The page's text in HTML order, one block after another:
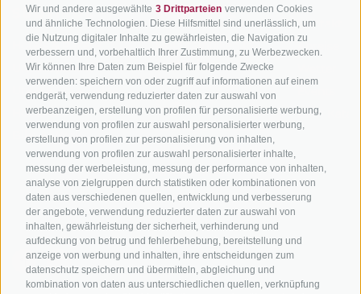
Wir und andere ausgewählte 3 Drittparteien verwenden Cookies
und ähnliche Technologien. Diese Hilfsmittel sind unerlässlich, um
die Nutzung digitaler Inhalte zu gewährleisten, die Navigation zu
verbessern und, vorbehaltlich Ihrer Zustimmung, zu Werbezwecken.
Wir können Ihre Daten zum Beispiel für folgende Zwecke
verwenden: speichern von oder zugriff auf informationen auf einem
endgerät, verwendung reduzierter daten zur auswahl von
werbeanzeigen, erstellung von profilen für personalisierte werbung,
verwendung von profilen zur auswahl personalisierter werbung,
erstellung von profilen zur personalisierung von inhalten,
verwendung von profilen zur auswahl personalisierter inhalte,
messung der werbeleistung, messung der performance von inhalten,
analyse von zielgruppen durch statistiken oder kombinationen von
daten aus verschiedenen quellen, entwicklung und verbesserung
der angebote, verwendung reduzierter daten zur auswahl von
inhalten, gewährleistung der sicherheit, verhinderung und
aufdeckung von betrug und fehlerbehebung, bereitstellung und
anzeige von werbung und inhalten, ihre entscheidungen zum
datenschutz speichern und übermitteln, abgleichung und
kombination von daten aus unterschiedlichen quellen, verknüpfung
SÜDTIROL
Hotels & Pakete
Urlaubspakete
Unsere Gutscheine
Hot Deals
Bike & Work
SÜDTIROL
Mountainbiken in
Südtirol
Rennradfahren in
Südtirol
Radwege in Südtirol
Bikeshops & Verleihe
Bike-Schulen
Tourenzentrale
Kontakt
Anreise
Zum